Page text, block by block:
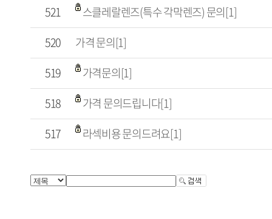
521
스클레랄렌즈(특수 각막렌즈) 문의[1]
520
가격 문의[1]
519
가격문의[1]
518
가격 문의드립니다[1]
517
라섹비용 문의드려요[1]